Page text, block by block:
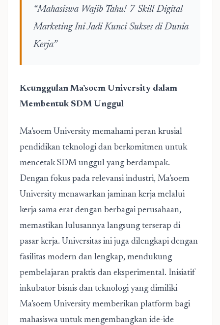
“Mahasiswa Wajib Tahu! 7 Skill Digital
Marketing Ini Jadi Kunci Sukses di Dunia
Kerja”
Keunggulan Ma’soem University dalam
Membentuk SDM Unggul
Ma’soem University memahami peran krusial
pendidikan teknologi dan berkomitmen untuk
mencetak SDM unggul yang berdampak.
Dengan fokus pada relevansi industri, Ma’soem
University menawarkan jaminan kerja melalui
kerja sama erat dengan berbagai perusahaan,
memastikan lulusannya langsung terserap di
pasar kerja. Universitas ini juga dilengkapi dengan
fasilitas modern dan lengkap, mendukung
pembelajaran praktis dan eksperimental. Inisiatif
inkubator bisnis dan teknologi yang dimiliki
Ma’soem University memberikan platform bagi
mahasiswa untuk mengembangkan ide-ide